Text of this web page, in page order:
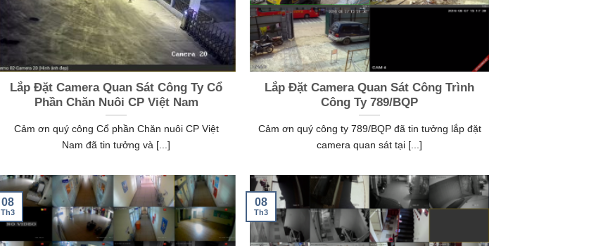
Lắp Đặt Camera Quan Sát Công Ty Cổ
Phần Chăn Nuôi CP Việt Nam
Cảm ơn quý công Cổ phần Chăn nuôi CP Việt
Nam đã tin tưởng và [...]
Lắp Đặt Camera Quan Sát Công Trình
Công Ty 789/BQP
Cảm ơn quý công ty 789/BQP đã tin tưởng lắp đặt
camera quan sát tại [...]
08
Th3
08
Th3